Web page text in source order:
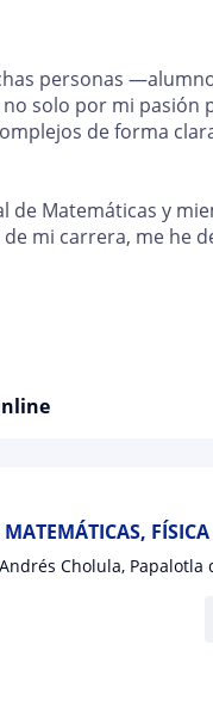
personas
solo por mi pasión
de forma
de Matemáticas y
mi carrera, me he
MATEMÁTICAS,
Cholula, Papalotla